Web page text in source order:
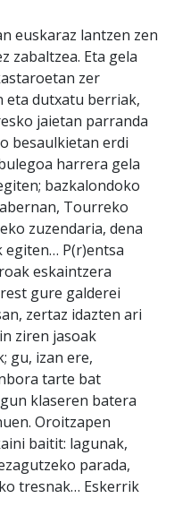
euskaraz lantzen zen
zabaltzea. Eta gela
zer
eta dutxatu berriak,
jaietan parranda
besaulkietan erdi
harrera gela
bazkalondoko
Tourreko
zuzendaria, dena
P(r)entsa
eskaintzera
gure galderei
zertaz idazten ari
ziren jasoak
gu, izan ere,
tarte bat
klaseren batera
Oroitzapen
baitit: lagunak,
parada,
tresnak… Eskerrik